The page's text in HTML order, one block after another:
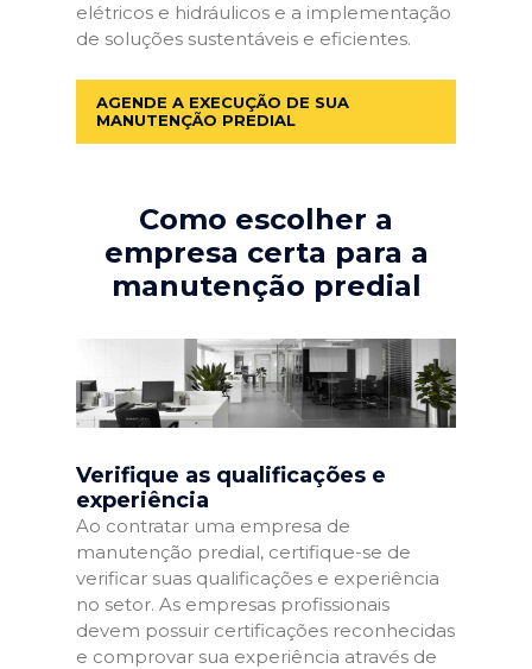
elétricos e hidráulicos e a implementação
de soluções sustentáveis e eficientes.
AGENDE A EXECUÇÃO DE SUA
MANUTENÇÃO PREDIAL
Como escolher a
empresa certa para a
manutenção predial
Verifique as qualificações e
experiência
Ao contratar uma empresa de
manutenção predial, certifique-se de
verificar suas qualificações e experiência
no setor. As empresas profissionais
devem possuir certificações reconhecidas
e comprovar sua experiência através de